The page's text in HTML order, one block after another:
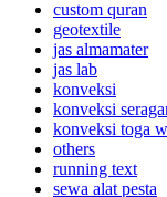
custom quran
geotextile
jas almamater
jas lab
konveksi
konveksi
konveksi toga
others
running text
sewa alat pesta